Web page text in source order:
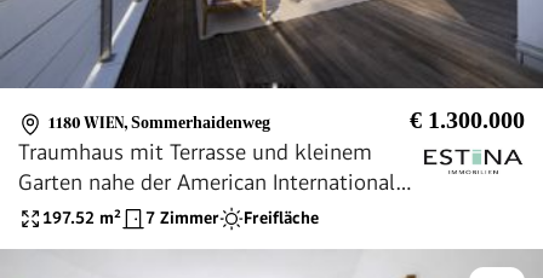
1180 WIEN, Sommerhaidenweg € 1.300.000
Traumhaus mit Terrasse und kleinem
Garten nahe der American International
School
197.52 m² 7 Zimmer Freifläche